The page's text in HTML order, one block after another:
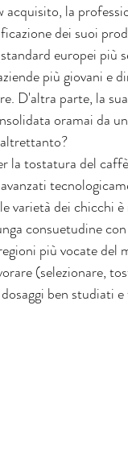
la
dei suoi
europei più
più giovani e
D'altra parte, la
oramai da
la tostatura del
varietà dei chicchi
consuetudine
più vocate del
(selezionare,
ben studiati